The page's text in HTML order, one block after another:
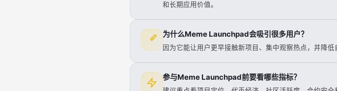
和长期应用价值。
为什么Meme Launchpad会吸引很多用户？
因为它能让用户更早接触新项目、集中观察热点，并降低
参与Meme Launchpad前要看哪些指标？